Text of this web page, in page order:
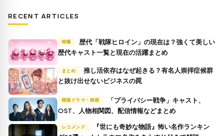
RECENT ARTICLES
特撮
歴代キャスト一覧と現在の活躍まとめ
まとめ
推し活依存はなぜ起きる？有名人崇拝症候群
と抜け出せないビジネスの罠
韓国ドラマ・映画
OST、人物相関図、配信情報などまとめ
レコメンド